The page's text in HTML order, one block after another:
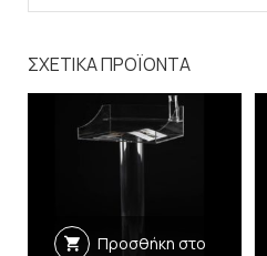
ΣΧΕΤΙΚΆ ΠΡΟΪΌΝΤΑ
Προσθήκη στο